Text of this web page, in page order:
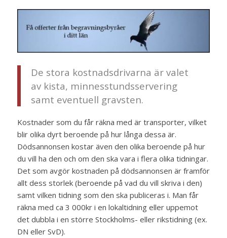
De stora kostnadsdrivarna är valet
av kista, minnesstundsservering
samt eventuell gravsten.
Kostnader som du får räkna med är transporter, vilket
blir olika dyrt beroende på hur långa dessa är.
Dödsannonsen kostar även den olika beroende på hur
du vill ha den och om den ska vara i flera olika tidningar.
Det som avgör kostnaden på dödsannonsen är framför
allt dess storlek (beroende på vad du vill skriva i den)
samt vilken tidning som den ska publiceras i. Man får
räkna med ca 3 000kr i en lokaltidning eller uppemot
det dubbla i en större Stockholms- eller rikstidning (ex.
DN eller SvD).